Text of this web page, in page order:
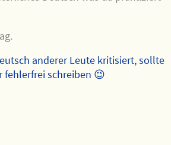
anderer Leute kritisiert, sollte
fehlerfrei schreiben 😉